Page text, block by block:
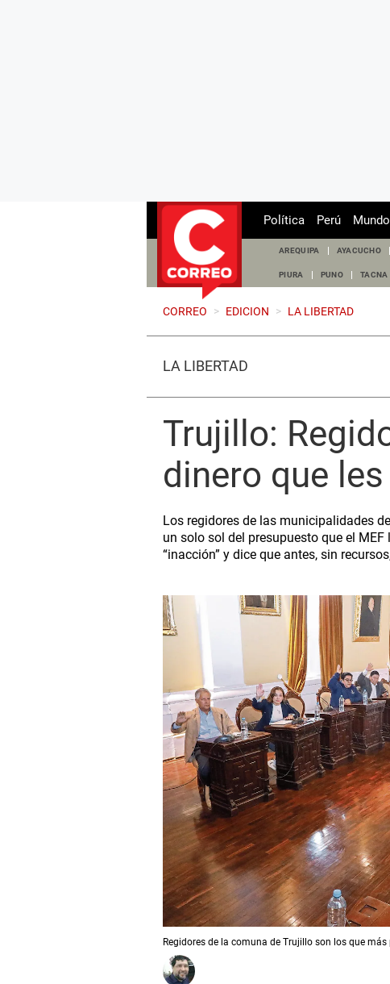
Política Perú Mundo
AREQUIPA AYACUCHO
PIURA PUNO TACNA
CORREO > EDICION > LA LIBERTAD
LA LIBERTAD
Trujillo:
dinero que
Los regidores de las municipalidades
un solo sol del presupuesto que el
“inacción” y dice que antes, sin
Regidores de la comuna de Trujillo son los que